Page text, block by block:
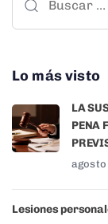
Lo más visto
LA
PENA
agosto
Lesiones